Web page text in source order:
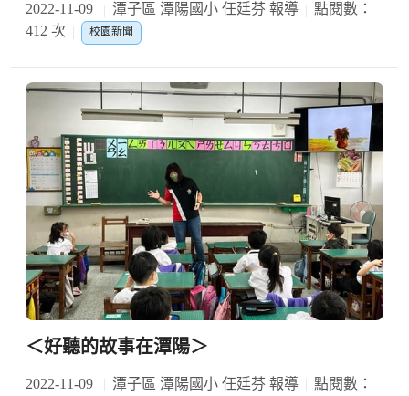
2022-11-09 潭子區 潭陽國小 任廷芬 報導
點閱數：
412 次
校園新聞
＜好聽的故事在潭陽＞
2022-11-09 潭子區 潭陽國小 任廷芬 報導
點閱數：